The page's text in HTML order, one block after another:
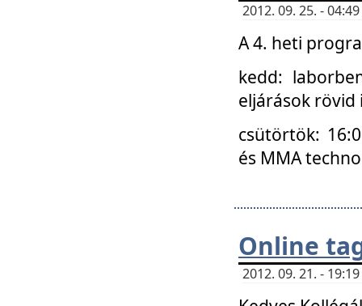
2012. 09. 25. -
A 4. heti
kedd:
eljárások
csütörtök:
és MMA
Online
2012. 09. 21. -